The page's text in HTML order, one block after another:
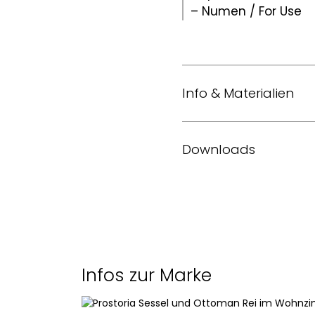
– Numen / For Use
Info & Materialien
Sitz
Downloads
Infos zur Marke